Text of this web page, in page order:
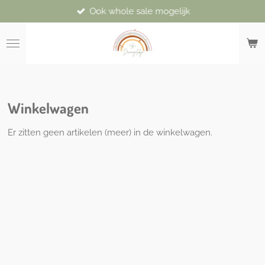
direct
naar
de
Ook whole sale mogelijk
Winkelwagen
Er zitten geen artikelen (meer) in de winkelwagen.